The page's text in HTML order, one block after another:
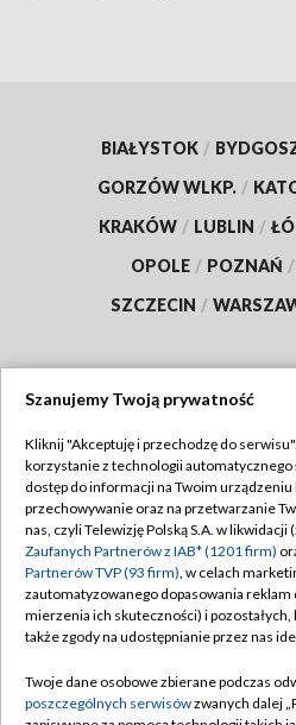
BIAŁYSTOK /
GORZÓW WLKP. /
KRAKÓW / LUBLIN /
OPOLE / POZNAŃ /
SZCZECIN /
TVP
Abonament TVP
Emisja w TVP
Centrum informacji TVP
Naziemna Telewizja Cyfrowa
Rada Programowa
Polityka
Moje
Szanujemy Twoją prywatność
Kliknij "Akceptuję i przechodzę do
korzystanie z technologii automatycznego
dostęp do informacji na Twoim
przechowywanie oraz na przetwarzanie
nas, czyli Telewizję Polską S.A. w likwidacji
Zaufanych Partnerów z IAB* (1201 firm)
Partnerów TVP (93 firm), w celach
zautomatyzowanego dopasowania
mierzenia ich skuteczności) i
także zgody na udostępnianie przez nas
Twoje dane osobowe zbierane podczas
poszczególnych serwisówzwanych dalej